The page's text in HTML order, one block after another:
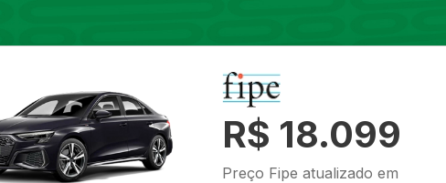
R$ 18.099
Preço Fipe atualizado em